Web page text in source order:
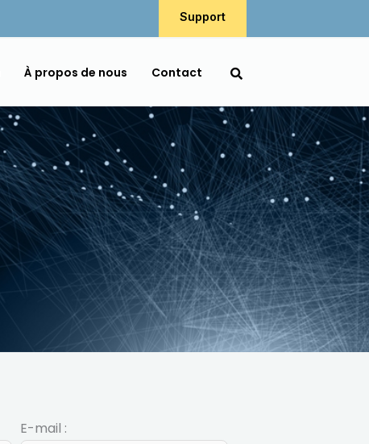
Support
À propos de nous Contact
E-mail :